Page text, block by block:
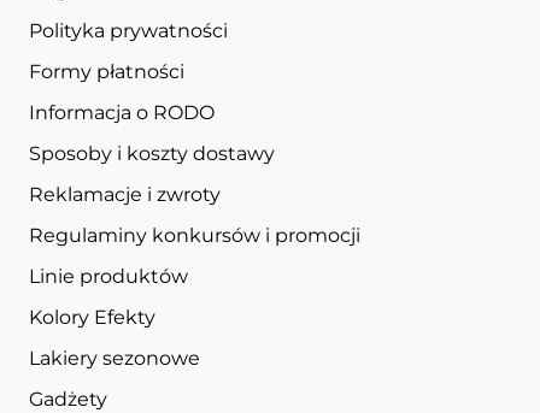
Polityka prywatności
Formy płatności
Informacja o RODO
Sposoby i koszty dostawy
Reklamacje i zwroty
Regulaminy konkursów i promocji
Linie produktów
Kolory Efekty
Lakiery sezonowe
Gadżety